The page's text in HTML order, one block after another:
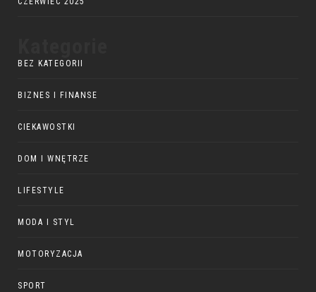
BEZ KATEGORII
BIZNES I FINANSE
CIEKAWOSTKI
DOM I WNĘTRZE
LIFESTYLE
MODA I STYL
MOTORYZACJA
SPORT